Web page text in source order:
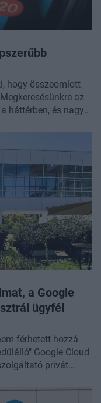
hogy összeomlott
az
háttérben, és nagy
a Google
ügyfél
férhetett hozzá
Google Cloud
privát